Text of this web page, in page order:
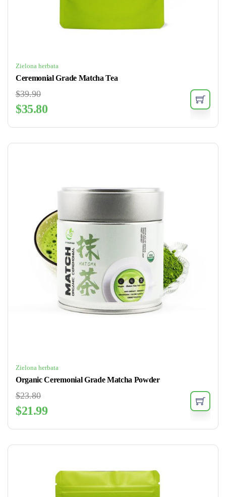
Zielona herbata
Ceremonial Grade Matcha Tea
$39.90
$35.80
Zielona herbata
Organic Ceremonial Grade Matcha Powder
$23.80
$21.99